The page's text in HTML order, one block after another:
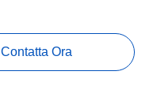
Contatta Ora